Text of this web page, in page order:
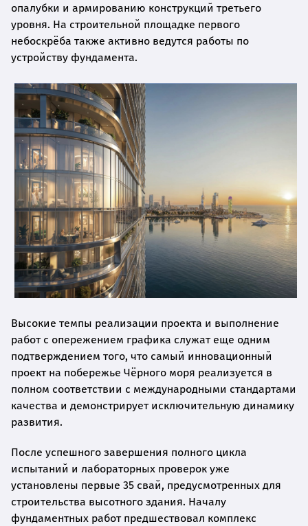
опалубки и армированию конструкций третьего
уровня. На строительной площадке первого
небоскрёба также активно ведутся работы по
устройству фундамента.
Высокие темпы реализации проекта и выполнение
работ с опережением графика служат еще одним
подтверждением того, что самый инновационный
проект на побережье Чёрного моря реализуется в
полном соответствии с международными стандартами
качества и демонстрирует исключительную динамику
развития.
После успешного завершения полного цикла
испытаний и лабораторных проверок уже
установлены первые 35 свай, предусмотренных для
строительства высотного здания. Началу
фундаментных работ предшествовал комплекс